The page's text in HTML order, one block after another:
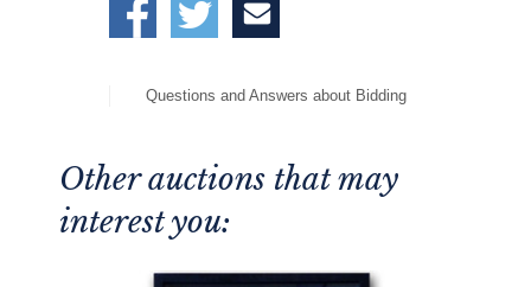
Questions and Answers about Bidding
Other auctions that may
interest you: